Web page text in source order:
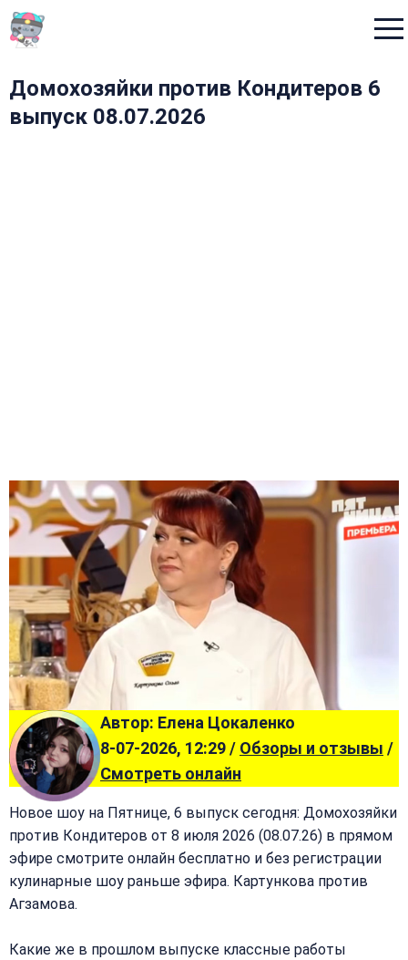
Домохозяйки против Кондитеров 6
выпуск 08.07.2026
Автор: Елена Цокаленко
8-07-2026, 12:29 / Обзоры и отзывы /
Смотреть онлайн
Новое шоу на Пятнице, 6 выпуск сегодня: Домохозяйки
против Кондитеров от 8 июля 2026 (08.07.26) в прямом
эфире смотрите онлайн бесплатно и без регистрации
кулинарные шоу раньше эфира. Картункова против
Агзамова.
Какие же в прошлом выпуске классные работы